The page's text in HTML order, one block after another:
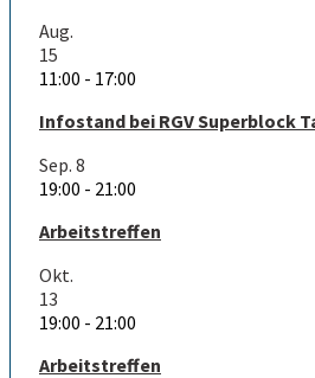
Aug.
15
11:00 - 17:00
Infostand bei RGV Superblock
Sep. 8
19:00 - 21:00
Arbeitstreffen
Okt.
13
19:00 - 21:00
Arbeitstreffen